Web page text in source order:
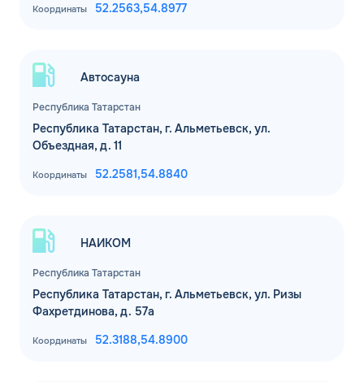
Координаты 52.2563,54.8977
Республика Татарстан
Автосауна
Республика Татарстан, г. Альметьевск, ул.
Объездная, д. 11
Координаты 52.2581,54.8840
Республика Татарстан
НАИКОМ
Республика Татарстан, г. Альметьевск, ул. Ризы
Фахретдинова, д. 57а
Координаты 52.3188,54.8900